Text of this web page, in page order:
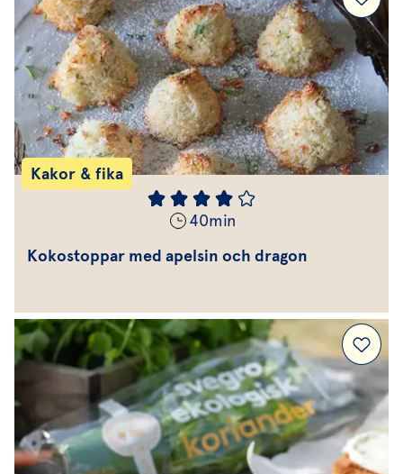
Kakor & fika
40min
Kokostoppar med apelsin och dragon